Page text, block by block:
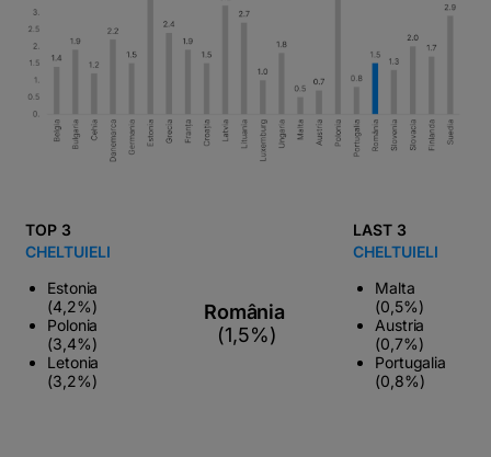
TOP 3
CHELTUIELI
Estonia
(4,2%)
Polonia
(3,4%)
Letonia
(3,2%)
România
(1,5%)
LAST 3
CHELTUIELI
Malta
(0,5%)
Austria
(0,7%)
Portugalia
(0,8%)